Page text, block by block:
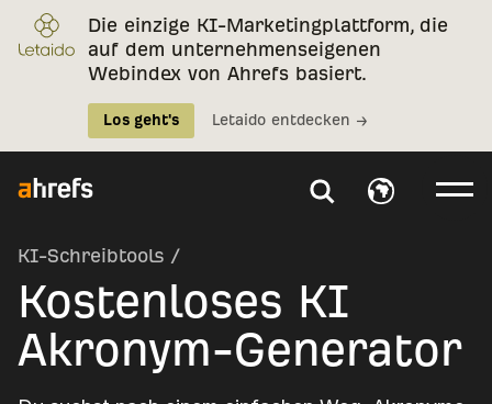
Die einzige KI-Marketingplattform, die
auf dem unternehmenseigenen
Webindex von Ahrefs basiert.
Los geht's Letaido entdecken →
KI-Schreibtools /
Kostenloses KI
Akronym-Generator